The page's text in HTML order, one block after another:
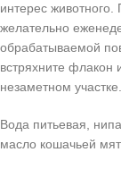
интерес животного.
желательно
обрабатываемой
встряхните флакон
незаметном участке.
Вода питьевая,
масло кошачьей